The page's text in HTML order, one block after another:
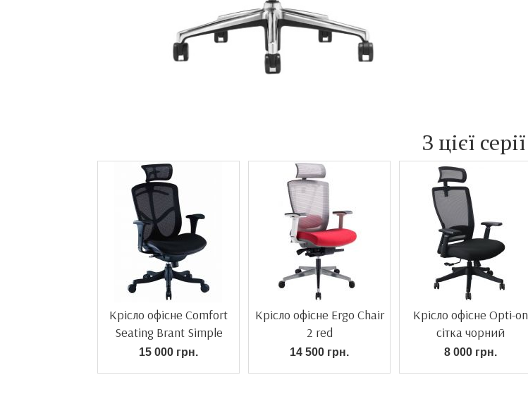
З цієї серії
Крісло офісне Comfort
Seating Brant Simple
15 000 грн.
Крісло офісне Ergo Chair
2 red
14 500 грн.
Крісло офісне Opti-on
сітка чорний
8 000 грн.